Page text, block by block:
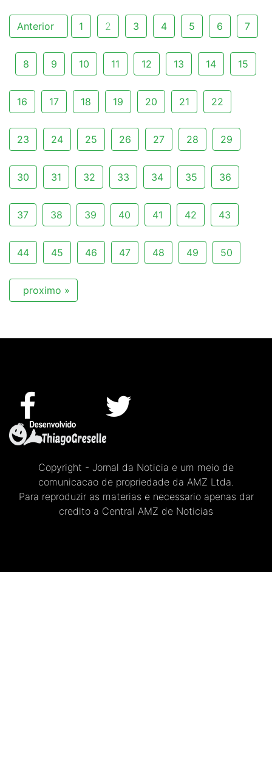
Anterior 1 2 3 4 5 6 7
8 9 10 11 12 13 14 15
16 17 18 19 20 21 22
23 24 25 26 27 28 29
30 31 32 33 34 35 36
37 38 39 40 41 42 43
44 45 46 47 48 49 50
proximo »
Copyright - Jornal da Noticia e um meio de
comunicacao de propriedade da AMZ Ltda.
Para reproduzir as materias e necessario apenas dar
credito a Central AMZ de Noticias